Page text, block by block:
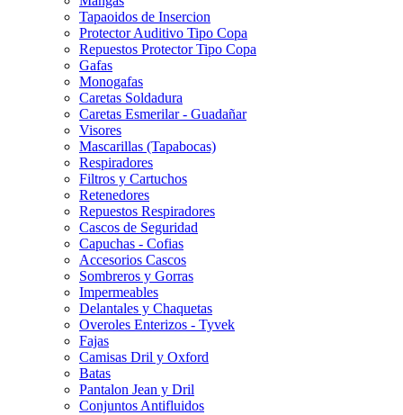
Tapaoidos de Insercion
Protector Auditivo Tipo Copa
Repuestos Protector Tipo Copa
Gafas
Monogafas
Caretas Soldadura
Caretas Esmerilar - Guadañar
Visores
Mascarillas (Tapabocas)
Respiradores
Filtros y Cartuchos
Retenedores
Repuestos Respiradores
Cascos de Seguridad
Capuchas - Cofias
Accesorios Cascos
Sombreros y Gorras
Impermeables
Delantales y Chaquetas
Overoles Enterizos - Tyvek
Fajas
Camisas Dril y Oxford
Batas
Pantalon Jean y Dril
Conjuntos Antifluidos